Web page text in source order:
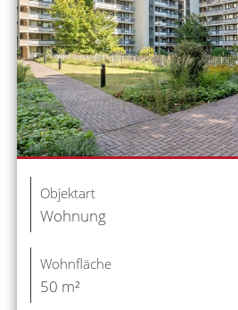
Objektart
Wohnung
Wohnfläche
50 m²